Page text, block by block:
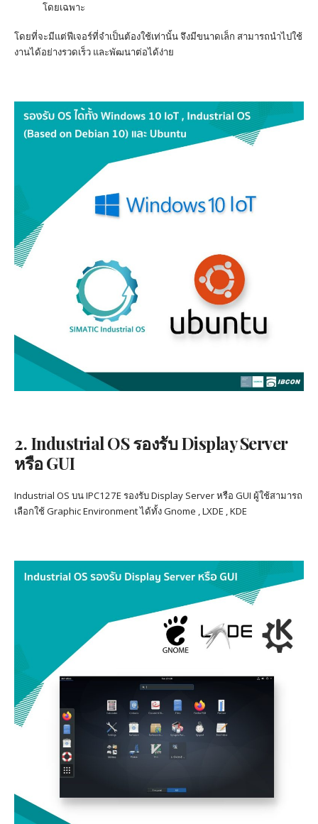
โดยเฉพาะ
โดยที่จะมีแต่ฟีเจอร์ที่จำเป็นต้องใช้เท่านั้น จึงมีขนาดเล็ก สามารถนำไปใช้
งานได้อย่างรวดเร็ว และพัฒนาต่อได้ง่าย
2. Industrial OS รองรับ Display Server
หรือ GUI
Industrial OS บน IPC127E รองรับ Display Server หรือ GUI ผู้ใช้สามารถ
เลือกใช้ Graphic Environment ได้ทั้ง Gnome , LXDE , KDE